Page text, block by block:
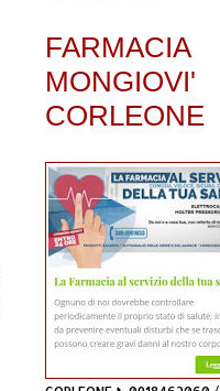
FARMACIA
MONGIOVI'
CORLEONE